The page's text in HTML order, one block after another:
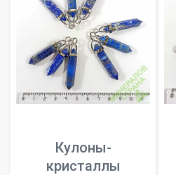
Кулоны-
кристаллы